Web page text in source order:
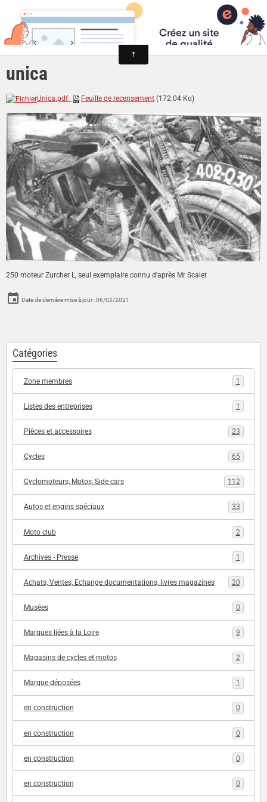
Cyclomoteurs et motos fabriqués dans la Loire
unica
Unica.pdf Feuille de recensement (172.04 Ko)
250 moteur Zurcher L, seul exemplaire connu d'après Mr Scalet
Date de dernière mise à jour : 06/02/2021
Catégories
Zone membres 1
Listes des entreprises 1
Pièces et accessoires 23
Cycles 65
Cyclomoteurs, Motos, Side cars 112
Autos et engins spéciaux 33
Moto club 2
Archives - Presse 1
Achats, Ventes, Echange documentations, livres magazines 20
Musées 0
Marques liées à la Loire 9
Magasins de cycles et motos 2
Marque déposées 1
en construction 0
en construction 0
en construction 0
en construction 0